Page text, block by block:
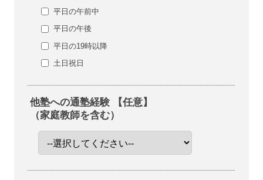
平日の午前中
平日の午後
平日の19時以降
土日祝日
他塾への通塾経験 【任意】
（家庭教師を含む）